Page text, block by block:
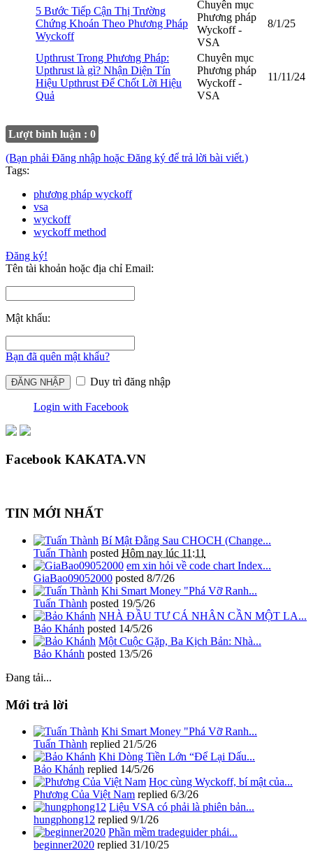
5 Bước Tiếp Cận Thị Trường
Chứng Khoán Theo Phương Pháp
Wyckoff
Chuyên mục
Phương pháp
Wyckoff -
VSA
8/1/25
Upthrust Trong Phương Pháp:
Upthrust là gì? Nhận Diện Tín
Hiệu Upthrust Để Chốt Lời Hiệu
Quả
Chuyên mục
Phương pháp
Wyckoff -
VSA
11/11/24
Lượt bình luận : 0
(Bạn phải Đăng nhập hoặc Đăng ký để trả lời bài viết.)
Tags:
phương pháp wyckoff
vsa
wyckoff
wyckoff method
Đăng ký!
Tên tài khoản hoặc địa chỉ Email:
Mật khẩu:
Bạn đã quên mật khẩu?
Duy trì đăng nhập
Login with Facebook
Facebook KAKATA.VN
TIN MỚI NHẤT
Bí Mật Đằng Sau CHOCH (Change...
Tuấn Thành posted Hôm nay lúc 11:11
em xin hỏi về code chart Index...
GiaBao09052000 posted 8/7/26
Khi Smart Money "Phá Vỡ Ranh...
Tuấn Thành posted 19/5/26
NHÀ ĐẦU TƯ CÁ NHÂN CẦN MỘT LA...
Bảo Khánh posted 14/5/26
Một Cuộc Gặp, Ba Kịch Bản: Nhà...
Bảo Khánh posted 13/5/26
Đang tải...
Mới trả lời
Khi Smart Money "Phá Vỡ Ranh...
Tuấn Thành replied 21/5/26
Khi Dòng Tiền Lớn “Để Lại Dấu...
Bảo Khánh replied 14/5/26
Học cùng Wyckoff, bí mật của...
Phương Của Việt Nam replied 6/3/26
Liệu VSA có phải là phiên bản...
hungphong12 replied 9/1/26
Phần mềm tradeguider phái...
beginner2020 replied 31/10/25